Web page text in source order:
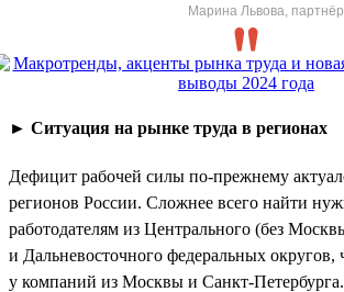
Марина Львова,
► Ситуация на рынке труда в регионах
Дефицит рабочей силы по-прежнему
регионов России. Сложнее всего найти
работодателям из Центрального (без
и Дальневосточного федеральных округов,
у компаний из Москвы и Санкт-